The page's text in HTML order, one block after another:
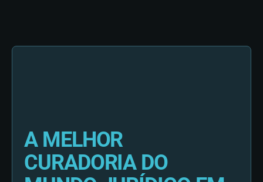
A MELHOR
CURADORIA DO